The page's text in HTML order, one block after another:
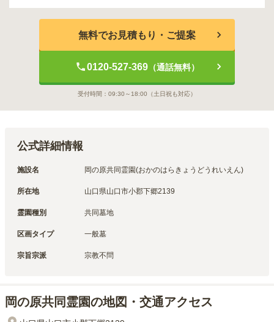
無料でお見積もり・ご提案
0120-527-369（通話無料）
受付時間： 09:30～18:00 （土日祝も対応）
公式詳細情報
施設名 岡の原共同霊園(おかのはらきょうどうれいえん)
所在地 山口県山口市小郡下郷2139
霊園種別 共同墓地
区画タイプ 一般墓
宗旨宗派 宗教不問
岡の原共同霊園の地図・交通アクセス